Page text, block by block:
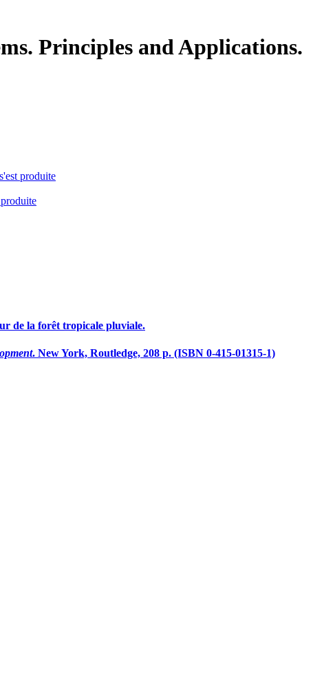
Principles and Applications.
produite
de la forêt tropicale pluviale.
. New York, Routledge, 208 p. (ISBN 0-415-01315-1)